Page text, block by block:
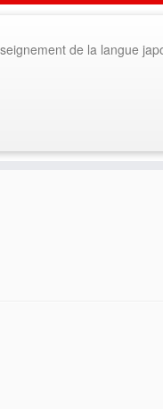
de la langue